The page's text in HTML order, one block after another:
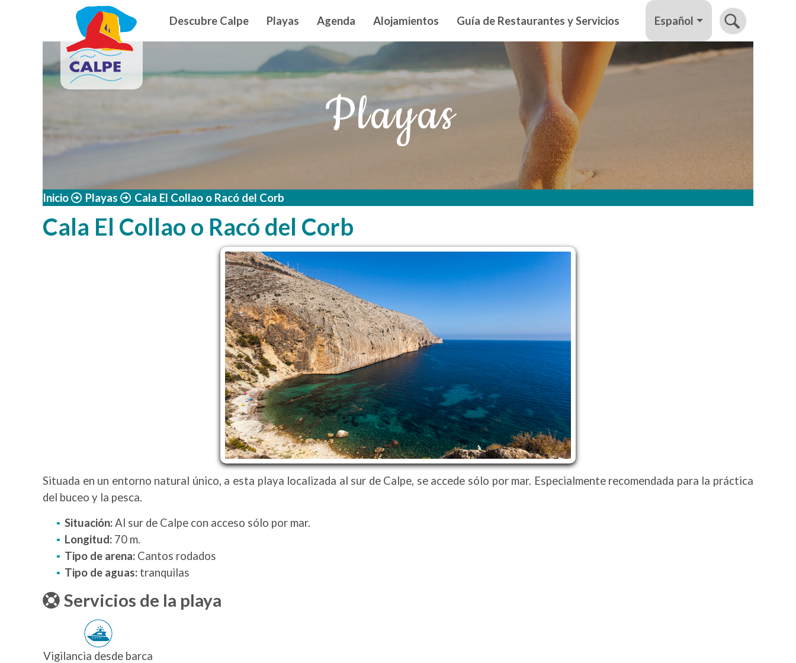
Pasar al contenido principal Navegación principal
Descubre Calpe Playas Agenda Alojamientos Guía de Restaurantes y Servicios Español
Playas
Inicio Playas Cala El Collao o Racó del Corb
Cala El Collao o Racó del Corb
Situada en un entorno natural único, a esta playa localizada al sur de Calpe, se accede sólo por mar. Especialmente recomendada para la práctica
del buceo y la pesca.
Situación:Al sur de Calpe con acceso sólo por mar.
Longitud: 70 m.
Tipo de arena: Cantos rodados
Tipo de aguas: tranquilas
Servicios de la playa
Vigilancia desde barca